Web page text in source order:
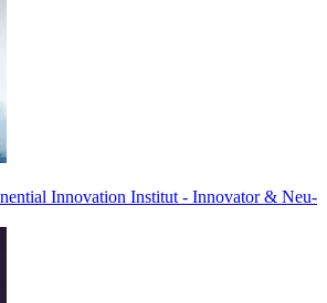
Innovation Institut - Innovator & Neu-